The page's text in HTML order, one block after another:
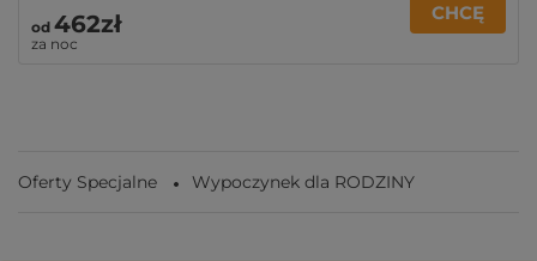
od 462zł
za noc
CHCĘ
Oferty Specjalne Wypoczynek dla RODZINY